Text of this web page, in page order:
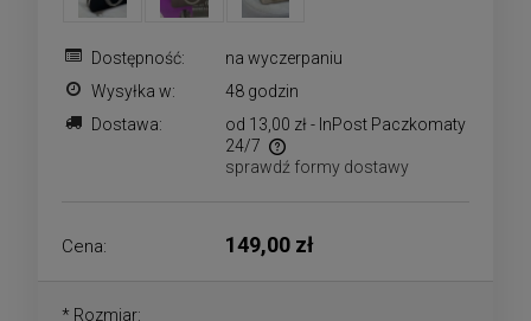
Dostępność:
na wyczerpaniu
Wysyłka w:
48 godzin
Dostawa:
od 13,00 zł - InPost Paczkomaty
24/7
Cena nie zawiera ewentualnych kosztów płatności
sprawdź formy dostawy
Cena: 149,00 zł
* Rozmiar: